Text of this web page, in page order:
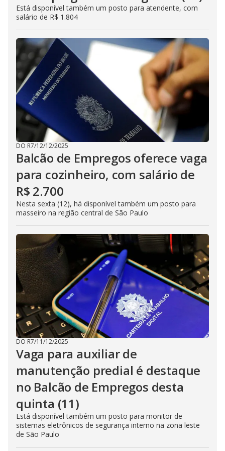
Está disponível também um posto para atendente, com
salário de R$ 1.804
DO R7/12/12/2025
Balcão de Empregos oferece vaga
para cozinheiro, com salário de
R$ 2.700
Nesta sexta (12), há disponível também um posto para
masseiro na região central de São Paulo
DO R7/11/12/2025
Vaga para auxiliar de
manutenção predial é destaque
no Balcão de Empregos desta
quinta (11)
Está disponível também um posto para monitor de
sistemas eletrônicos de segurança interno na zona leste
de São Paulo